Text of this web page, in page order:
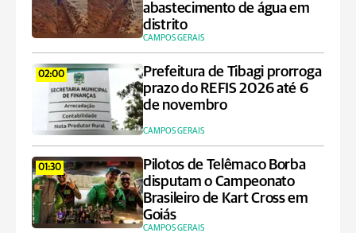
abastecimento de água em
distrito
CAMPOS GERAIS
02:00
Prefeitura de Tibagi prorroga
prazo do REFIS 2026 até 6
de novembro
CAMPOS GERAIS
01:30
Pilotos de Telêmaco Borba
disputam o Campeonato
Brasileiro de Kart Cross em
Goiás
CAMPOS GERAIS